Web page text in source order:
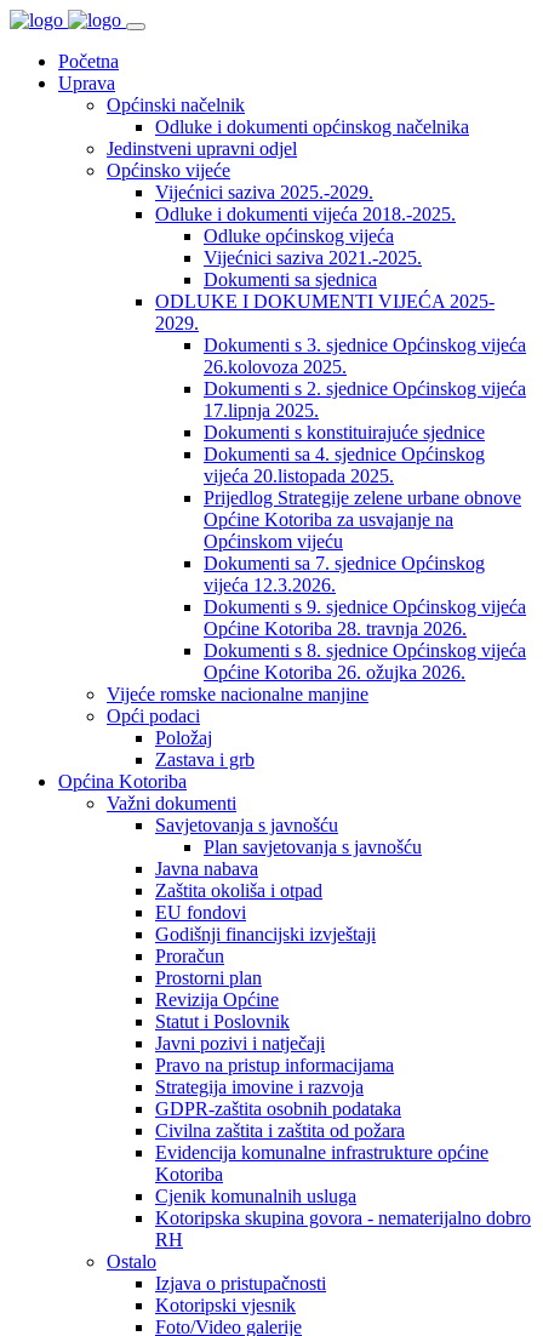
Početna
Uprava
Općinski načelnik
Odluke i dokumenti općinskog načelnika
Jedinstveni upravni odjel
Općinsko vijeće
Vijećnici saziva 2025.-2029.
Odluke i dokumenti vijeća 2018.-2025.
Odluke općinskog vijeća
Vijećnici saziva 2021.-2025.
Dokumenti sa sjednica
ODLUKE I DOKUMENTI VIJEĆA 2025-
2029.
Dokumenti s 3. sjednice Općinskog vijeća
26.kolovoza 2025.
Dokumenti s 2. sjednice Općinskog vijeća
17.lipnja 2025.
Dokumenti s konstituirajuće sjednice
Dokumenti sa 4. sjednice Općinskog
vijeća 20.listopada 2025.
Prijedlog Strategije zelene urbane obnove
Općine Kotoriba za usvajanje na
Općinskom vijeću
Dokumenti sa 7. sjednice Općinskog
vijeća 12.3.2026.
Dokumenti s 9. sjednice Općinskog vijeća
Općine Kotoriba 28. travnja 2026.
Dokumenti s 8. sjednice Općinskog vijeća
Općine Kotoriba 26. ožujka 2026.
Vijeće romske nacionalne manjine
Opći podaci
Položaj
Zastava i grb
Općina Kotoriba
Važni dokumenti
Savjetovanja s javnošću
Plan savjetovanja s javnošću
Javna nabava
Zaštita okoliša i otpad
EU fondovi
Godišnji financijski izvještaji
Proračun
Prostorni plan
Revizija Općine
Statut i Poslovnik
Javni pozivi i natječaji
Pravo na pristup informacijama
Strategija imovine i razvoja
GDPR-zaštita osobnih podataka
Civilna zaštita i zaštita od požara
Evidencija komunalne infrastrukture općine
Kotoriba
Cjenik komunalnih usluga
Kotoripska skupina govora - nematerijalno dobro
RH
Ostalo
Izjava o pristupačnosti
Kotoripski vjesnik
Foto/Video galerije